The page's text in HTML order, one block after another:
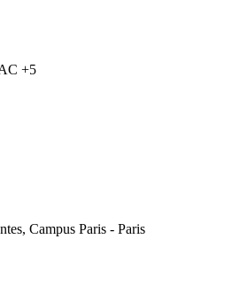
+5
Campus Paris - Paris